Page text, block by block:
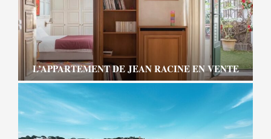
L’APPARTEMENT DE JEAN RACINE EN VENTE